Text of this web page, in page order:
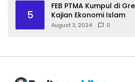
5
FEB PTMA Kumpul di
Kajian Ekonomi Islam
August 3, 2024 0